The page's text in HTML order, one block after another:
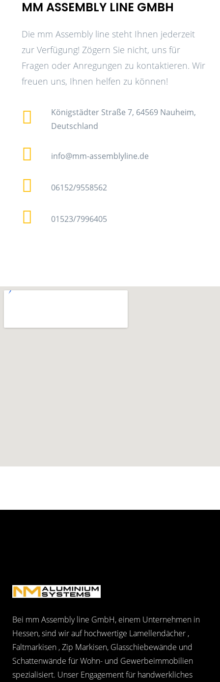
MM ASSEMBLY LINE GMBH
Die mm Assembly line steht Ihnen jederzeit
zur Verfügung! Zögern Sie nicht, uns für
Fragen oder Anregungen zu kontaktieren. Wir
freuen uns, Ihnen helfen zu können!
Königstädter Straße 7, 64569 Nauheim,
Deutschland
info@mm-assemblyline.de
06152/9558562
01523/7996405
Bei mm Assembly line GmbH, einem Unternehmen in
Hessen, sind wir auf hochwertige Lamellendächer ,
Faltmarkisen , Zip Markisen, Glasschiebewände und
Schattenwände für Wohn- und Gewerbeimmobilien
spezialisiert. Unser Engagement für handwerkliches